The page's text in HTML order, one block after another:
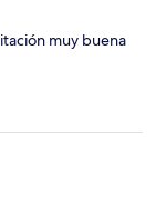
muy buena